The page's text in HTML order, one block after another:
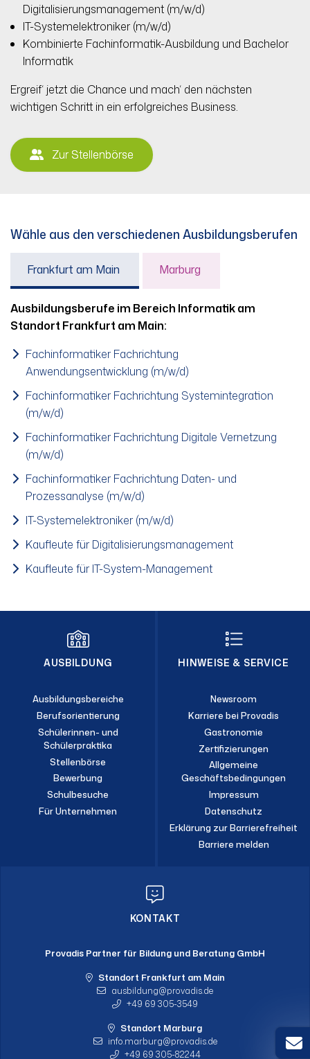
Digitalisierungsmanagement (m/w/d)
IT-Systemelektroniker (m/w/d)
Kombinierte Fachinformatik-Ausbildung und Bachelor
Informatik
Ergreif‘ jetzt die Chance und mach‘ den nächsten
wichtigen Schritt in ein erfolgreiches Business.
Zur Stellenbörse
Wähle aus den verschiedenen Ausbildungsberufen
Frankfurt am Main Marburg
Ausbildungsberufe im Bereich Informatik am
Standort Frankfurt am Main:
Fachinformatiker Fachrichtung
Anwendungsentwicklung (m/w/d)
Fachinformatiker Fachrichtung Systemintegration
(m/w/d)
Fachinformatiker Fachrichtung Digitale Vernetzung
(m/w/d)
Fachinformatiker Fachrichtung Daten- und
Prozessanalyse (m/w/d)
IT-Systemelektroniker (m/w/d)
Kaufleute für Digitalisierungsmanagement
Kaufleute für IT-System-Management
AUSBILDUNG
Ausbildungsbereiche
Berufsorientierung
Schülerinnen- und
Schülerpraktika
Stellenbörse
Bewerbung
Schulbesuche
Für Unternehmen
HINWEISE & SERVICE
Newsroom
Karriere bei Provadis
Gastronomie
Zertifizierungen
Allgemeine
Geschäftsbedingungen
Impressum
Datenschutz
Erklärung zur Barrierefreiheit
Barriere melden
KONTAKT
Provadis Partner für Bildung und Beratung GmbH
Standort Frankfurt am Main
ausbildung
provadis.de
+49 69 305-3549
Standort Marburg
info.marburg
provadis.de
+49 69 305-82244